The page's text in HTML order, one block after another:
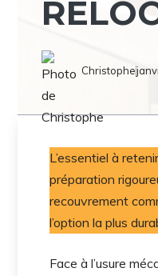
Christophe
L’essentiel à
préparation
recouvrement
l’option la plus
Face à l’usure